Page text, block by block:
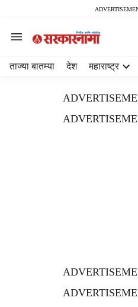
ताज्या बातम्या देश महाराष्ट्र